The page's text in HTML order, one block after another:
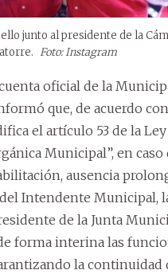
junto al presidente de la
Foto: Instagram
oficial de la
que, de acuerdo
el artículo 53 de la Ley
Municipal”, en caso
ausencia
Intendente Municipal,
de la Junta
forma interina las
la continuidad